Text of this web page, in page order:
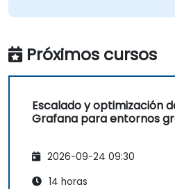
Próximos cursos
Escalado y optimización
Grafana para entornos
2026-09-24 09:30
14 horas